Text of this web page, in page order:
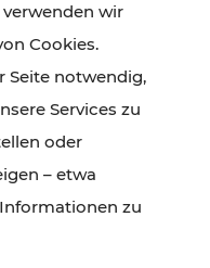
– viele
und Fahrplan-
erreichbar.
wir
Cookies.
Seite notwendig,
Services zu
oder
– etwa
zu